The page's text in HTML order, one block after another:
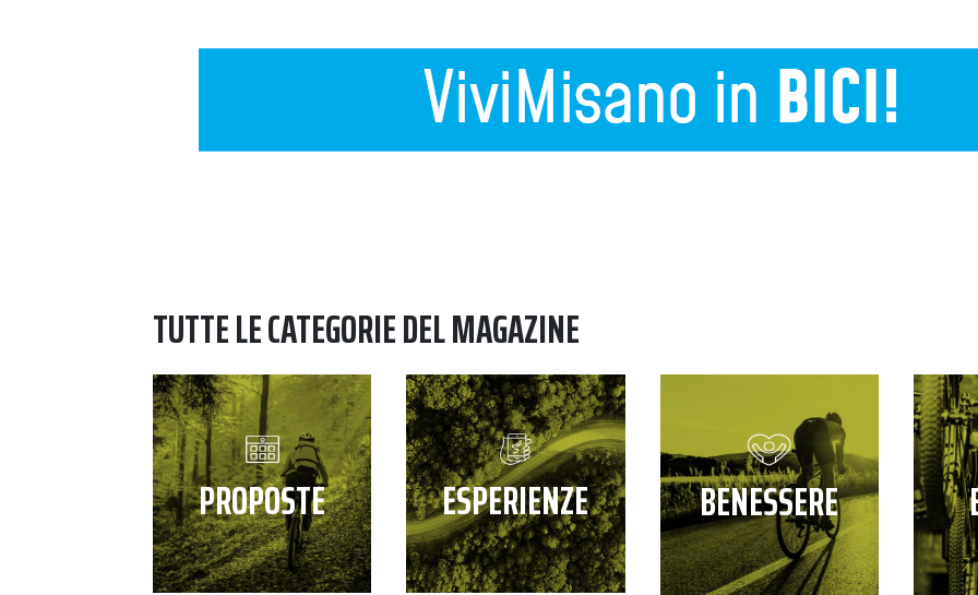
TUTTE LE CATEGORIE DEL MAGAZINE
PROPOSTE ESPERIENZE BENESSERE